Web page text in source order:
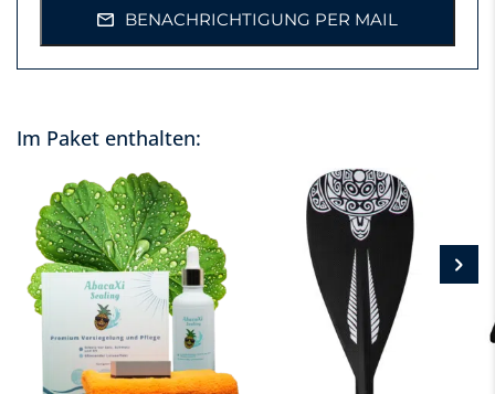
BENACHRICHTIGUNG PER MAIL
Im Paket enthalten: